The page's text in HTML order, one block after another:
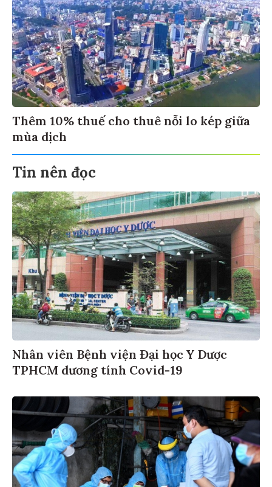
Thêm 10% thuế cho thuê nỗi lo kép giữa
mùa dịch
Tin nên đọc
Nhân viên Bệnh viện Đại học Y Dược
TPHCM dương tính Covid-19